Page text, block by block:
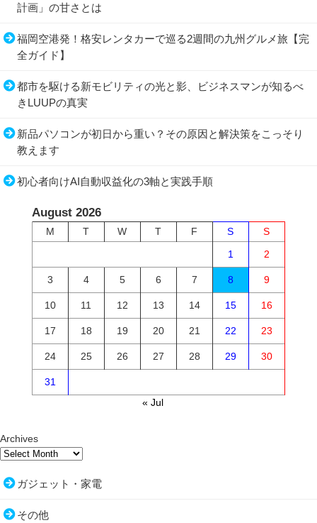
計画」の甘さとは
福岡空港発！格安レンタカーで巡る2週間の九州グルメ旅【完
全ガイド】
都市を駆ける新モビリティの光と影、ビジネスマンが知るべ
きLUUPの真実
新品パソコンが初日から重い？その原因と解決策をこっそり
教えます
初心者向けAI自動収益化の3軸と実践手順
August 2026
M T W T F S
S
1
2
3 4 5 6 7 8 9
10 11 12 13 14 15 16
17 18 19 20 21 22 23
24 25 26 27 28 29 30
31
« Jul
Archives
ガジェット・家電
その他